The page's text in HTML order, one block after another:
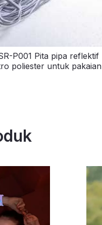
P001 Pita pipa reflektif
poliester untuk pakaian